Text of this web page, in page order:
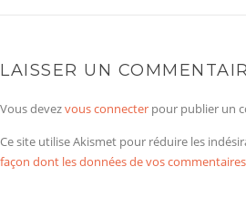
LAISSER UN
Vous devezvous connecter pour publier un
Ce site utilise Akismet pour réduire les
façon dont les données de vos